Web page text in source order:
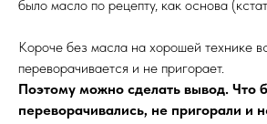
было масло по рецепту, как основа
Короче без масла на хорошей технике
переворачивается и не пригорает.
Поэтому можно сделать вывод. Что
переворачивались, не пригорали и